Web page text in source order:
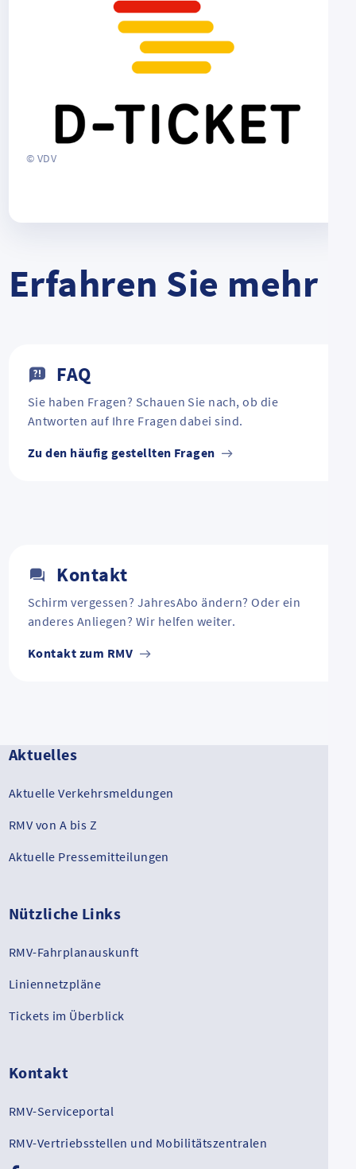
© VDV
Erfahren Sie mehr
FAQ
Sie haben Fragen? Schauen Sie nach, ob die
Antworten auf Ihre Fragen dabei sind.
Zu den häufig gestellten Fragen
Kontakt
Schirm vergessen? JahresAbo ändern? Oder ein
anderes Anliegen? Wir helfen weiter.
Kontakt zum RMV
Aktuelles
Aktuelle Verkehrsmeldungen
RMV von A bis Z
Aktuelle Pressemitteilungen
Nützliche Links
RMV-Fahrplanauskunft
Liniennetzpläne
Tickets im Überblick
Kontakt
RMV-Serviceportal
RMV-Vertriebsstellen und Mobilitätszentralen